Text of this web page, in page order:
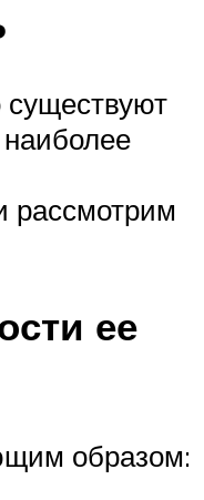
существуют
рассмотрим
ее
образом: